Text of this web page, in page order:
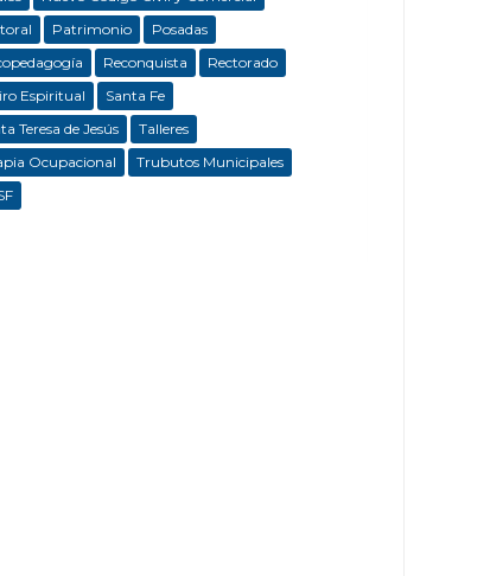
Patrimonio
Posadas
Reconquista
Rectorado
Espiritual
Santa Fe
Teresa de Jesús
Talleres
Ocupacional
Trubutos Municipales